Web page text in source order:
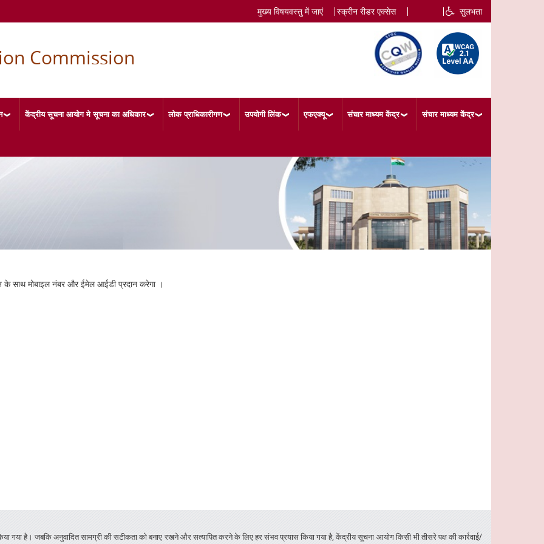
मुख्य विषयवस्तु में जाएं स्क्रीन रीडर एक्सेस सुलभता
Commission
केंद्रीय सूचना आयोग मे सूचना का अधिकार लोक प्राधिकारीगण उपयोगी लिंक एफएक्यू संचार माध्यम केंद्र संचार माध्यम केंद्र
मोबाइल नंबर और ईमेल आईडी प्रदान करेगा ।
किया गया है। जबकि अनुवादित सामग्री की सटीकता को बनाए रखने और सत्यापित करने के लिए हर संभव प्रयास किया गया है, केंद्रीय सूचना आयोग किसी भी तीसरे पक्ष की कार्रवाई/